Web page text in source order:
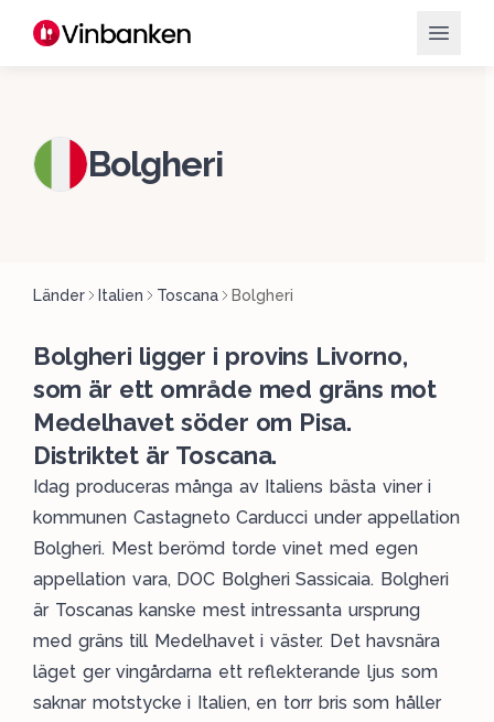
Bolgheri
Länder Italien Toscana Bolgheri
Bolgheri ligger i provins Livorno,
som är ett område med gräns mot
Medelhavet söder om Pisa.
Distriktet är Toscana.
Idag produceras många av Italiens bästa viner i
kommunen Castagneto Carducci under appellation
Bolgheri. Mest berömd torde vinet med egen
appellation vara, DOC Bolgheri Sassicaia. Bolgheri
är Toscanas kanske mest intressanta ursprung
med gräns till Medelhavet i väster. Det havsnära
läget ger vingårdarna ett reflekterande ljus som
saknar motstycke i Italien, en torr bris som håller